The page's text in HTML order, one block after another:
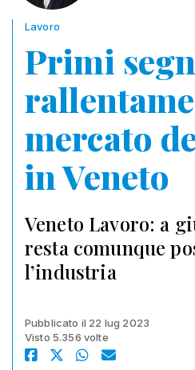
Lavoro
Primi
mercato
in Veneto
Veneto Lavoro: a
resta comunque
l’industria
Pubblicato il 22 lug 2023
Visto 5.356 volte